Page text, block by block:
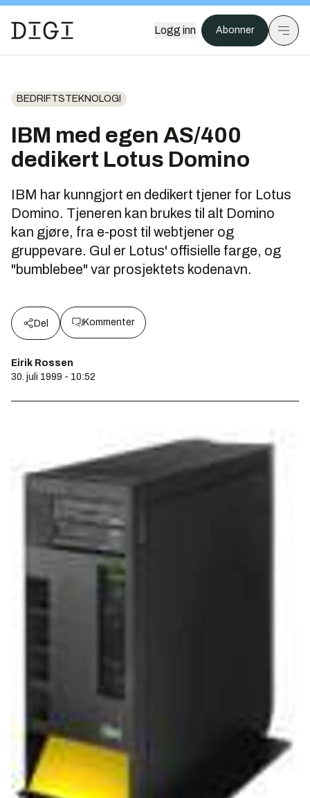
Logg inn Abonner
BEDRIFTSTEKNOLOGI
IBM med egen AS/400
dedikert Lotus Domino
IBM har kunngjort en dedikert tjener for Lotus
Domino. Tjeneren kan brukes til alt Domino
kan gjøre, fra e-post til webtjener og
gruppevare. Gul er Lotus' offisielle farge, og
"bumblebee" var prosjektets kodenavn.
Del Kommenter
Eirik Rossen
30. juli 1999 - 10:52